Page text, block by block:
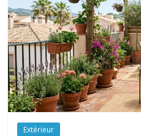
Extérieur